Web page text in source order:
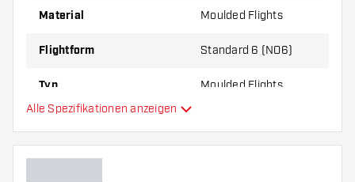
um herauszufinden, welche Variante am besten
Material Moulded Flights
Flightform Standard 6 (NO6)
Typ Moulded Flights
Hauptfarbe
Alle Spezifikationen anzeigen